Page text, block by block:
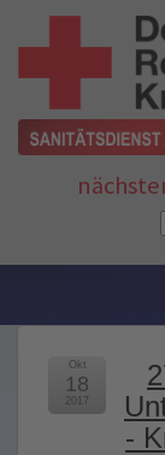
-
Okt
18
2017